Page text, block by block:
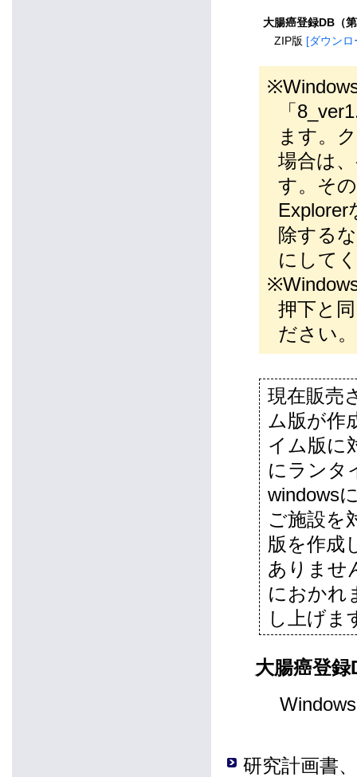
大腸癌登録DB（
ZIP版 [ダウンロ
「
ます。
場合は
す。そ
除する
にして
押下と
ださい。
現在販売
ム版が作
イム版に
にランタ
windows
ご施設を
版を作成
ありませ
におかれ
し上げま
大腸癌登
Windows
研究計画書